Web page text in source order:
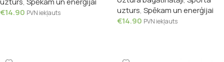
€14.90 PVN iekļauts
uzturs, Spēkam un enerģijai
€14.90 PVN iekļauts